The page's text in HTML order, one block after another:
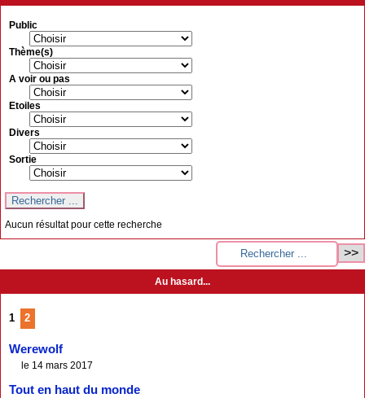
Public
Thème(s)
A voir ou pas
Etoiles
Divers
Sortie
Aucun résultat pour cette recherche
Au hasard...
1 2
Werewolf
le 14 mars 2017
Tout en haut du monde